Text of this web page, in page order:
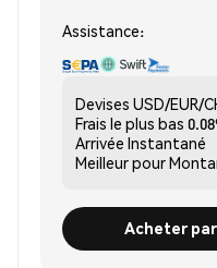
Assistance:
Devises USD/EUR/
Frais le plus bas
Arrivée Instantané
Meilleur pour
Acheter